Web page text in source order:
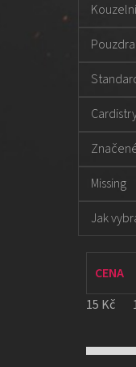
Missing
Jak
CENA
15 Kč